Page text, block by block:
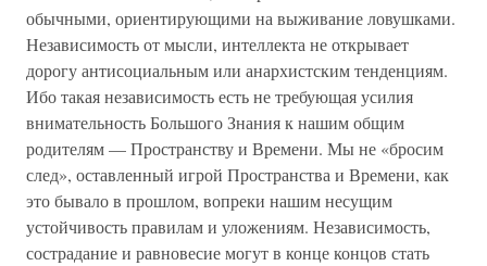
обычными, ориентирующими на выживание ловушками.
Независимость от мысли, интеллекта не открывает
дорогу антисоциальным или анархистским тенденциям.
Ибо такая независимость есть не требующая усилия
внимательность Большого Знания к нашим общим
родителям — Пространству и Времени. Мы не «бросим
след», оставленный игрой Пространства и Времени, как
это бывало в прошлом, вопреки нашим несущим
устойчивость правилам и уложениям. Независимость,
сострадание и равновесие могут в конце концов стать